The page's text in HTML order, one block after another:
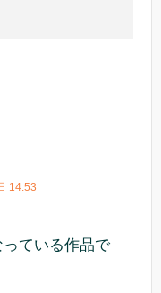
14:53
ている作品で